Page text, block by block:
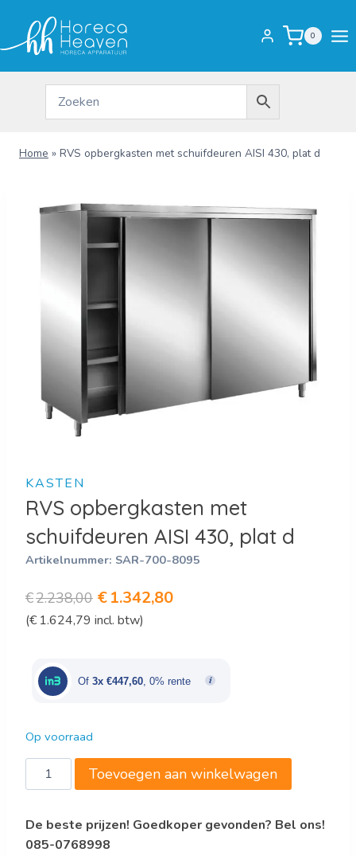
inhoud
0
Home » RVS opbergkasten met schuifdeuren AISI 430, plat d
KASTEN
RVS opbergkasten met
schuifdeuren AISI 430, plat d
Artikelnummer: SAR-700-8095
€2.238,00 Oorspronkelijke
prijs
€2.238,00.
€1.342,80Huidige
€1.342,80.
(€ 1.624,79 incl. btw)
Of 3x €447,60 , 0% rente
Op voorraad
RVS
opbergkasten
schuifdeuren
AISI
Toevoegen aan winkelwagen
De beste prijzen! Goedkoper gevonden? Bel ons!
085-0768998